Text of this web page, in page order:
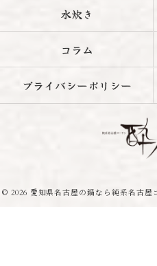
水炊き
コラム
プライバシーポリシー
© 2026 愛知県名古屋の鍋なら純系名古